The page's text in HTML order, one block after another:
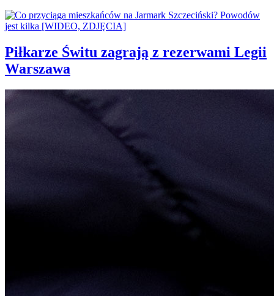
Piłkarze Świtu zagrają z rezerwami Legii
Warszawa